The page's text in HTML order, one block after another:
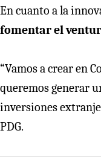
En cuanto a la
fomentar el
“Vamos a crear en
queremos generar
inversiones
PDG.